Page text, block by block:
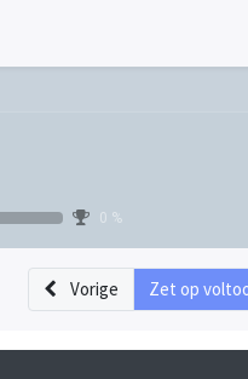
0 %
Vorige Zet op